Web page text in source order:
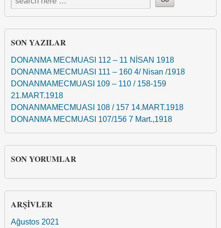
SON YAZILAR
DONANMA MECMUASI 112 – 11 NİSAN 1918
DONANMA MECMUASI 111 – 160 4/ Nisan /1918
DONANMAMECMUASI 109 – 110 / 158-159
21.MART.1918
DONANMAMECMUASI 108 / 157 14.MART.1918
DONANMA MECMUASI 107/156 7 Mart.,1918
SON YORUMLAR
ARŞIVLER
Ağustos 2021